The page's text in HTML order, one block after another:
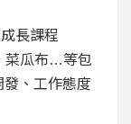
長課程
菜瓜布…等包
、工作態度